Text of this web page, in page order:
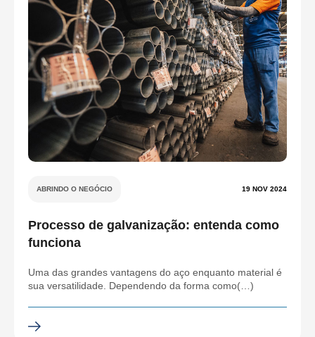
ABRINDO O NEGÓCIO 19 NOV 2024
Processo de galvanização: entenda como
funciona
Uma das grandes vantagens do aço enquanto material é
sua versatilidade. Dependendo da forma como(…)